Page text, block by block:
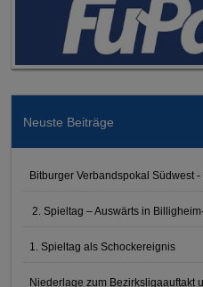
Neuste Beiträge
Bitburger Verbandspokal Südwest -
2. Spieltag – Auswärts in
1. Spieltag als Schockereignis
Niederlage zum Bezirksligaauftakt